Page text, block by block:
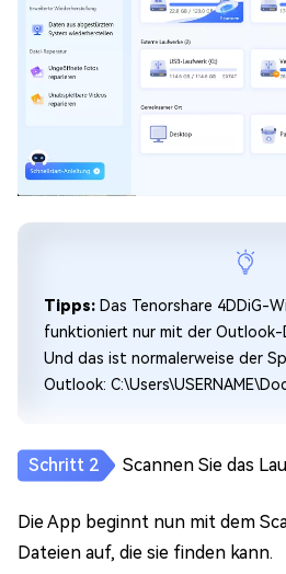
Tipps: Das Tenorshare 4DDiG-
funktioniert nur mit der Outlook-
Und das ist normalerweise der
Outlook:
Scannen Sie das
Die App beginnt nun mit dem
Dateien auf, die sie finden kann.